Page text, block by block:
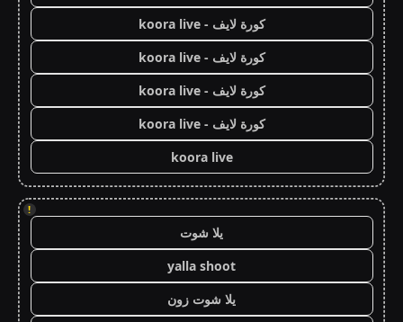
كورة لايف - koora live
كورة لايف - koora live
كورة لايف - koora live
كورة لايف - koora live
koora live
!
يلا شوت
yalla shoot
يلا شوت زون